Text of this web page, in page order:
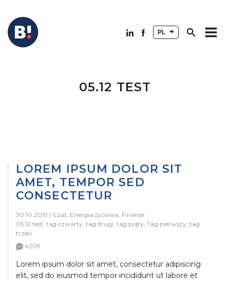
PL
05.12 TEST
LOREM IPSUM DOLOR SIT
AMET, TEMPOR SED
CONSECTETUR
30.10.2019 | Czas, Energia życiowa, Finanse
05.12 test, tag czwarty, tag drugi, tag piąty, Tag pierwszy, tag
trzeci
4209
Lorem ipsum dolor sit amet, consectetur adipiscing
elit, sed do eiusmod tempor incididunt ut labore et